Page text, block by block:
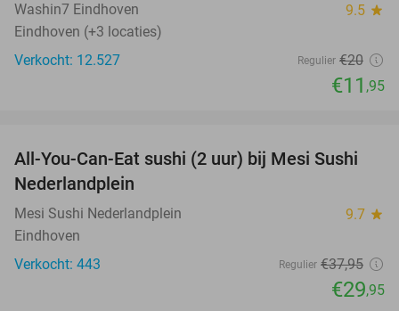
Washin7 Eindhoven 9.5 star
Eindhoven (+3 locaties)
Verkocht: 12.527
Regulier €20
€11 ,95
21%
All-You-Can-Eat sushi (2 uur) bij Mesi Sushi
Nederlandplein
Mesi Sushi Nederlandplein 9.7 star
Eindhoven
Verkocht: 443
Regulier €37,95
€29,95